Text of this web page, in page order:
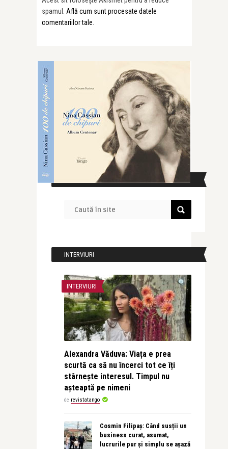
spamul. Află cum sunt procesate datele
comentariilor tale.
CAUTĂ ÎN SITE
INTERVIURI
INTERVIURI
Alexandra Văduva: Viața e prea
scurtă ca să nu încerci tot ce îți
stârnește interesul. Timpul nu
așteaptă pe nimeni
de revistatango
Cosmin Filipaș: Când susții un
business curat, asumat,
lucrurile pur și simplu se așază